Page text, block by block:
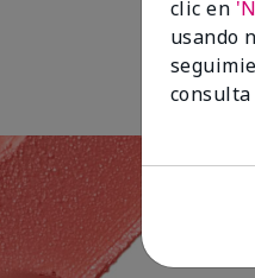
clic en
usando